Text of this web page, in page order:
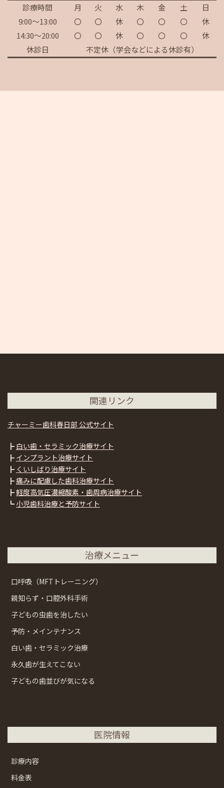
診療時間 月 火 水 木 金 土
日
9:00～13:00
〇 〇 休 〇 〇 〇
休
14:30～20:00
〇 〇 休 〇 〇 〇
休
休診日
不定休（学会などによる休診有）
関連リンク
チャーミー歯科春日部 公式サイト
┣ 白い歯・セラミック治療サイト
┣ インプラント治療サイト
┣ くいしばり治療サイト
┣痛みに配慮した歯科治療サイト
┣軽度高気圧濃縮酸素・歯周病治療サイト
┗ 小児歯科治療と予防サイト
治療メニュー
口呼吸（MFTトレーニング）
親知らず・口腔外科手術
子どもの虫歯を治したい
予防・メインテナンス
白い歯・セラミック治療
永久歯が生えてこない
子どもの歯並びが気になる
医院情報
診療内容
料金表